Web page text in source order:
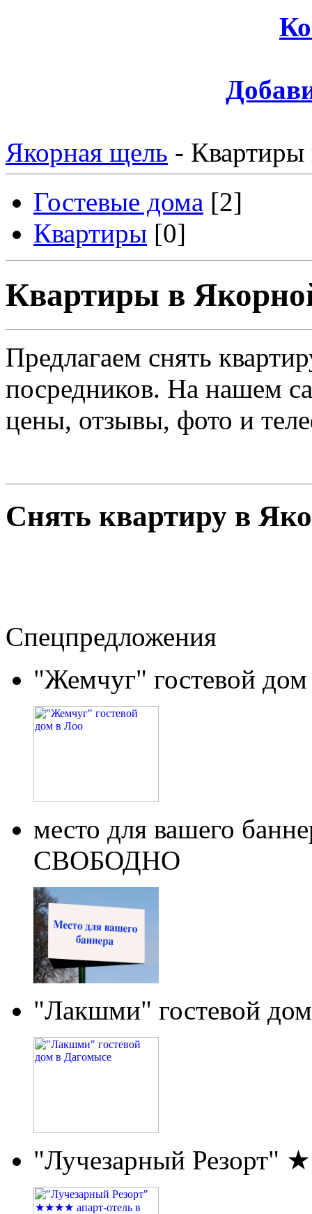
Якорная щель -
Гостевые дома [2]
Квартиры [0]
Квартиры в
Предлагаем снять
посредников. На нашем
цены, отзывы, фото и
Снять квартиру в
Спецпредложения
"Жемчуг" гостевой
место для вашего
СВОБОДНО
"Лакшми" гостевой
"Лучезарный Резорт"